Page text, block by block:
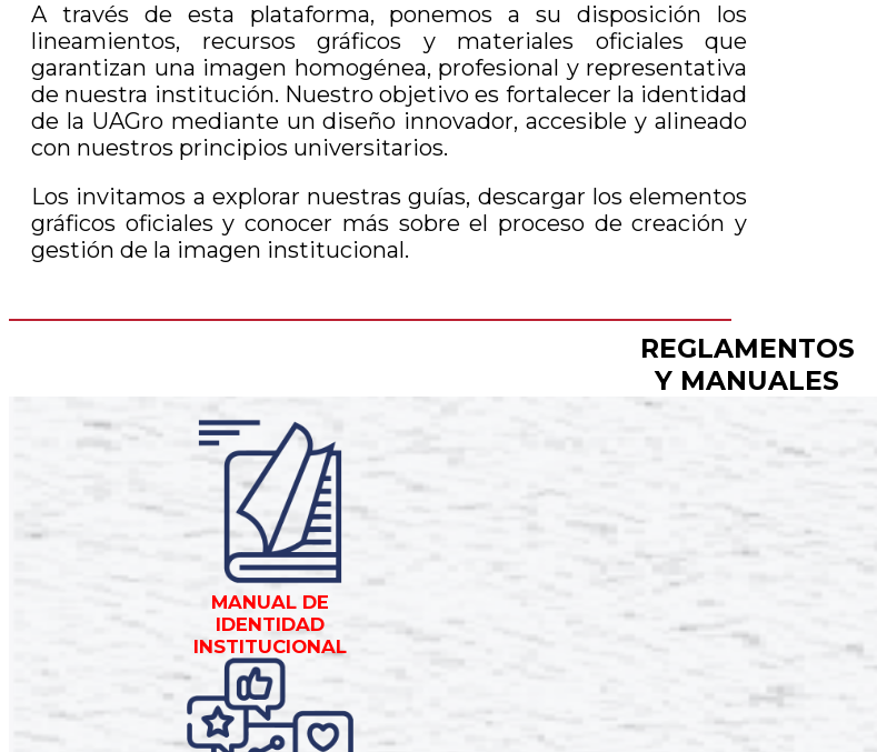
A través de esta plataforma, ponemos a su disposición los
lineamientos, recursos gráficos y materiales oficiales que
garantizan una imagen homogénea, profesional y representativa
de nuestra institución. Nuestro objetivo es fortalecer la identidad
de la UAGro mediante un diseño innovador, accesible y alineado
con nuestros principios universitarios.
Los invitamos a explorar nuestras guías, descargar los elementos
gráficos oficiales y conocer más sobre el proceso de creación y
gestión de la imagen institucional.
REGLAMENTOS
Y MANUALES
MANUAL DE
IDENTIDAD
INSTITUCIONAL